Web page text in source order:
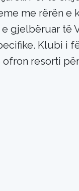
me rërën
gjelbëruar të
Klubi i
ofron resorti